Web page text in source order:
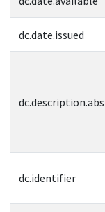
dc.date.issued
dc.identifier